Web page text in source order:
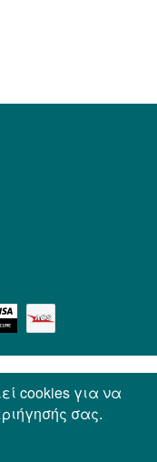
cookies για να
σας.